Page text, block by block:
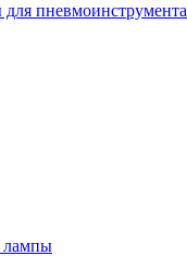
для пневмоинструмента
лампы